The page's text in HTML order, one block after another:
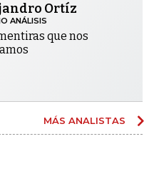
Ortíz
ANÁLISIS
que nos
MÁS ANALISTAS